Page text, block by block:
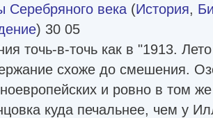
Серебряного века (История,
) 30 05
точь-в-точь как в "1913.
схоже до смешения.
и ровно в том
куда печальнее, чем у